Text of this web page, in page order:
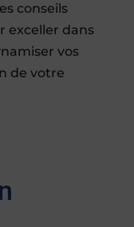
conseils
exceller dans
vos
de votre